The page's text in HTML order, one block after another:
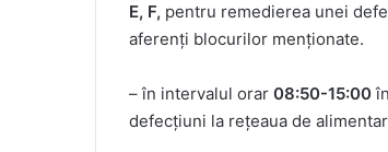
E, F, pentru remedierea unei
aferenți blocurilor menționate.
– în intervalul orar 08:50-15:00în
defecțiuni la rețeaua de